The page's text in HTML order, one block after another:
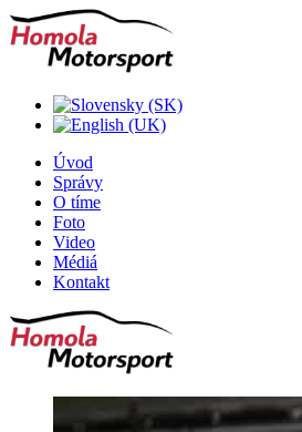
Úvod
Správy
O tíme
Foto
Video
Médiá
Kontakt